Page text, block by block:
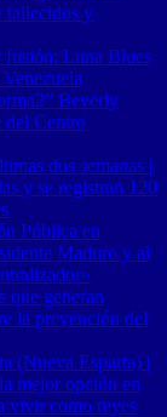
fallecidos y
fusión: Luna Blues
Beverly
del Centro
dos semanas |
y se registran 120
Pública en
Maduro y al
que generan
la prevención del
(Nueva Esparta) |
mejor opción en
vivir como reyes